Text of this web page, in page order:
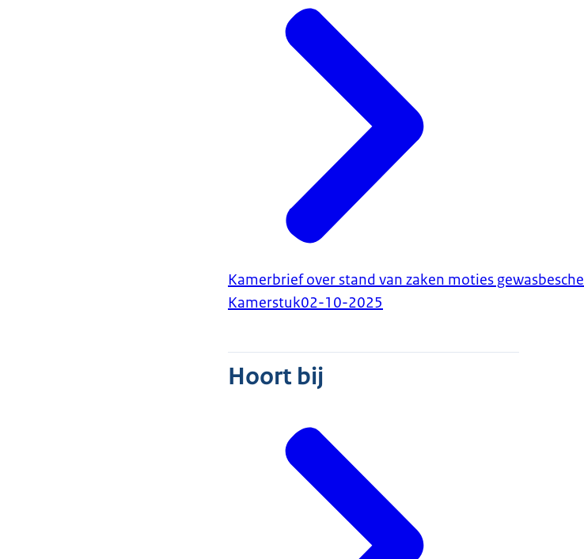
Kamerbrief over stand van zaken moties
Kamerstuk02-10-2025
Hoort bij